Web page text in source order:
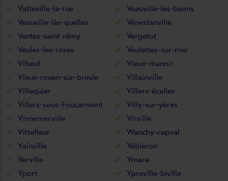
Vatteville-la-rue
Veauville-lès-baons
Veauville-lès-quelles
Vénestanville
Ventes-saint-rémy
Vergetot
Veules-les-roses
Veulettes-sur-mer
Vibeuf
Vieux-manoir
Vieux-rouen-sur-bresle
Villainville
Villequier
Villers-écalles
Villers-sous-Foucarmont
Villy-sur-yères
Vinnemerville
Virville
Vittefleur
Wanchy-capval
Yainville
Yébleron
Yerville
Ymare
Yport
Ypreville-biville